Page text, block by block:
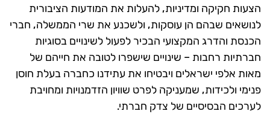
הצעות חקיקה ומדיניות, להעלות את המודעות הציבורית
לנושאים שבהם הן עוסקות, ולשכנע את שרי הממשלה, חברי
הכנסת והדרג המקצועי הבכיר לפעול לשינויים בסוגיות
חברתיות רחבות – שינויים שישפרו לטובה את חייהם של
מאות אלפי ישראלים ויבטיחו את עתידנו כחברה בעלת חוסן
פנימי ולכידות, שמעניקה לפרט שוויון הזדמנויות ומחויבת
לערכים הבסיסיים של צדק חברתי.